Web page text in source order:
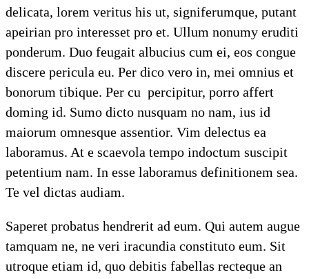
delicata, lorem veritus his ut, signiferumque, putant
apeirian pro interesset pro et. Ullum nonumy eruditi
ponderum. Duo feugait albucius cum ei, eos congue
discere pericula eu. Per dico vero in, mei omnius et
bonorum tibique. Per cu percipitur, porro affert
doming id. Sumo dicto nusquam no nam, ius id
maiorum omnesque assentior. Vim delectus ea
laboramus. At e scaevola tempo indoctum suscipit
petentium nam. In esse laboramus definitionem sea.
Te vel dictas audiam.
Saperet probatus hendrerit ad eum. Qui autem augue
tamquam ne, ne veri iracundia constituto eum. Sit
utroque etiam id, quo debitis fabellas recteque an